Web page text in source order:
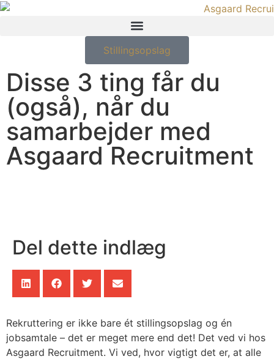
Stillingsopslag
Disse 3 ting får du
(også), når du
samarbejder med
Asgaard Recruitment
Del dette indlæg
Rekruttering er ikke bare ét stillingsopslag og én
jobsamtale – det er meget mere end det! Det ved vi hos
Asgaard Recruitment. Vi ved, hvor vigtigt det er, at alle